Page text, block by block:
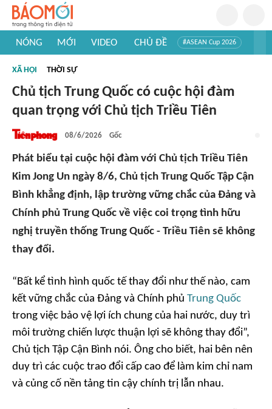
NÓNG MỚI VIDEO CHỦ ĐỀ #ASEAN Cup 2026
#Khám phá thế giới
XÃ HỘI THỜI SỰ
Chủ tịch Trung Quốc có cuộc hội đàm
quan trọng với Chủ tịch Triều Tiên
08/6/2026 Gốc
Phát biểu tại cuộc hội đàm với Chủ tịch Triều Tiên
Kim Jong Un ngày 8/6, Chủ tịch Trung Quốc Tập Cận
Bình khẳng định, lập trường vững chắc của Đảng và
Chính phủ Trung Quốc về việc coi trọng tình hữu
nghị truyền thống Trung Quốc - Triều Tiên sẽ không
thay đổi.
“Bất kể tình hình quốc tế thay đổi như thế nào, cam
kết vững chắc của Đảng và Chính phủ Trung Quốc
trong việc bảo vệ lợi ích chung của hai nước, duy trì
môi trường chiến lược thuận lợi sẽ không thay đổi”,
Chủ tịch Tập Cận Bình nói. Ông cho biết, hai bên nên
duy trì các cuộc trao đổi cấp cao để làm kim chỉ nam
và củng cố nền tảng tin cậy chính trị lẫn nhau.